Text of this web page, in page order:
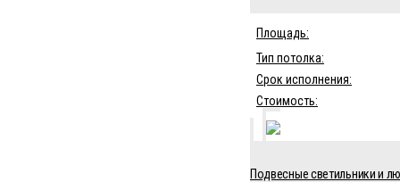
Площадь:
Тип потолка:
Срок исполнения:
Стоимость:
Подвесные светильники и